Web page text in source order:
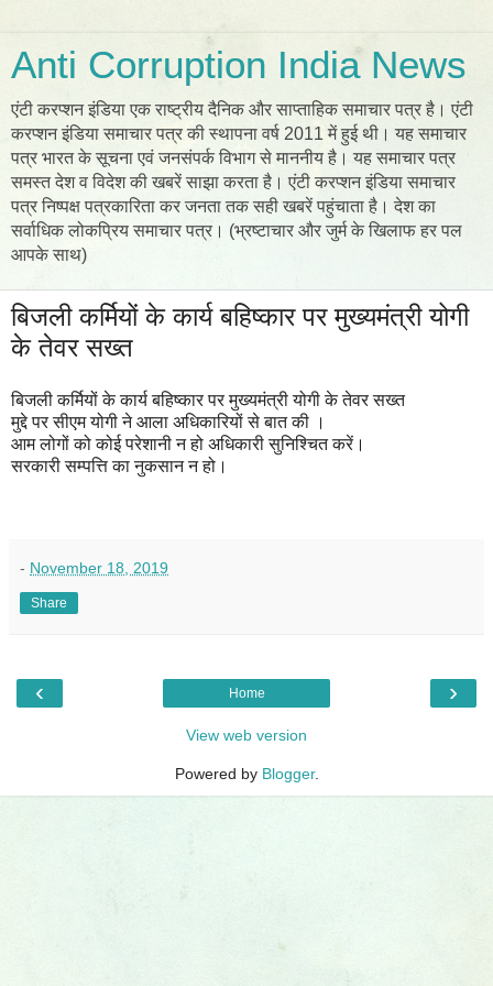
Anti Corruption India News
एंटी करप्शन इंडिया एक राष्ट्रीय दैनिक और साप्ताहिक समाचार पत्र है। एंटी
करप्शन इंडिया समाचार पत्र की स्थापना वर्ष 2011 में हुई थी। यह समाचार
पत्र भारत के सूचना एवं जनसंपर्क विभाग से माननीय है। यह समाचार पत्र
समस्त देश व विदेश की खबरें साझा करता है। एंटी करप्शन इंडिया समाचार
पत्र निष्पक्ष पत्रकारिता कर जनता तक सही खबरें पहुंचाता है। देश का
सर्वाधिक लोकप्रिय समाचार पत्र। (भ्रष्टाचार और जुर्म के खिलाफ हर पल
आपके साथ)
बिजली कर्मियों के कार्य बहिष्कार पर मुख्यमंत्री योगी
के तेवर सख्त
बिजली कर्मियों के कार्य बहिष्कार पर मुख्यमंत्री योगी के तेवर सख्त
मुद्दे पर सीएम योगी ने आला अधिकारियों से बात की ।
आम लोगों को कोई परेशानी न हो अधिकारी सुनिश्चित करें।
सरकारी सम्पत्ति का नुकसान न हो।
- November 18, 2019
Share
‹ ›
Home
View web version
Powered by Blogger.